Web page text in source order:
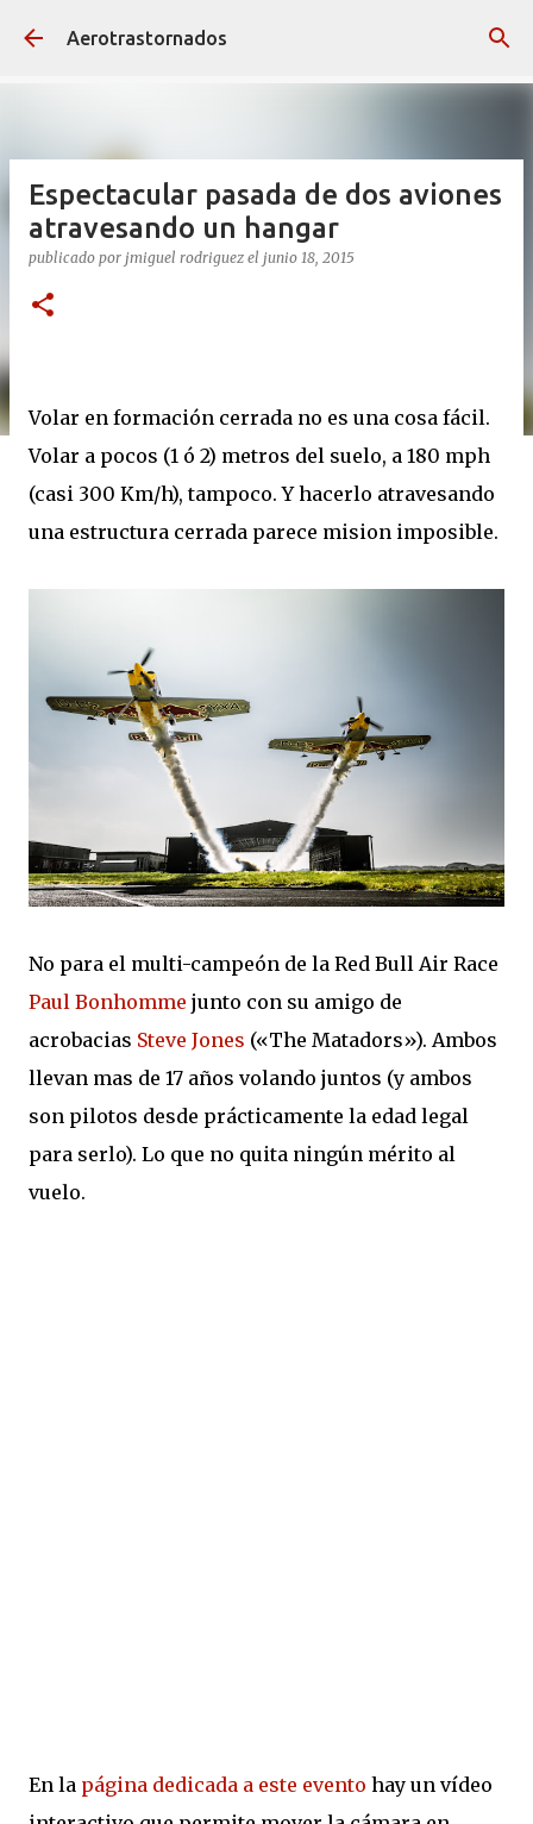
Ir al contenido principal
Aerotrastornados
Espectacular pasada de dos aviones
atravesando un hangar
publicado por jmiguel rodriguez el junio 18, 2015
Volar en formación cerrada no es una cosa fácil.
Volar a pocos (1 ó 2) metros del suelo, a 180 mph
(casi 300 Km/h), tampoco. Y hacerlo atravesando
una estructura cerrada parece mision imposible.
No para el multi-campeón de la Red Bull Air Race
Paul Bonhomme junto con su amigo de
acrobacias Steve Jones («The Matadors»). Ambos
llevan mas de 17 años volando juntos (y ambos
son pilotos desde prácticamente la edad legal
para serlo). Lo que no quita ningún mérito al
vuelo.
En la página dedicada a este evento hay un vídeo